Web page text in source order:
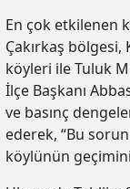
En çok etkilenen
Çakırkaş bölgesi,
köyleri ile Tuluk
İlçe Başkanı
ve basınç
ederek, “Bu
köylünün